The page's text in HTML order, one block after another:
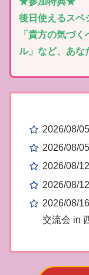
後日使えるスペ
「貴方の気づ
ル」など、あな
2026/08/
2026/08/
2026/08/
2026/08/
2026/08/
交流会 in